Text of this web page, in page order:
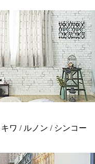
ワ / ルノン / シンコー